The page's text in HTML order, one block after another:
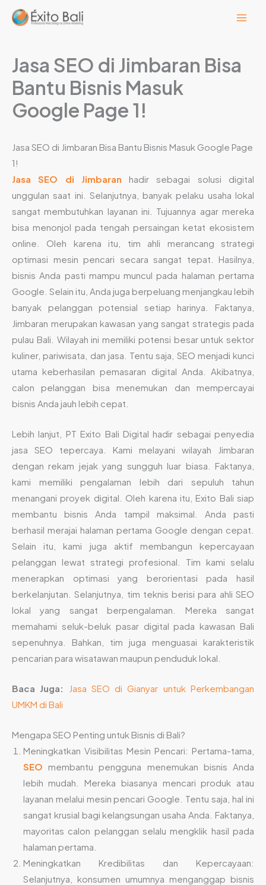
Lewati
Jasa SEO di Jimbaran Bisa
Bantu Bisnis Masuk
Google Page 1!
Jasa SEO di Jimbaran Bisa Bantu Bisnis Masuk Google Page
1!
Jasa SEO di Jimbaran hadir sebagai solusi digital
unggulan saat ini. Selanjutnya, banyak pelaku usaha lokal
sangat membutuhkan layanan ini. Tujuannya agar mereka
bisa menonjol pada tengah persaingan ketat ekosistem
online. Oleh karena itu, tim ahli merancang strategi
optimasi mesin pencari secara sangat tepat. Hasilnya,
bisnis Anda pasti mampu muncul pada halaman pertama
Google. Selain itu, Anda juga berpeluang menjangkau lebih
banyak pelanggan potensial setiap harinya. Faktanya,
Jimbaran merupakan kawasan yang sangat strategis pada
pulau Bali. Wilayah ini memiliki potensi besar untuk sektor
kuliner, pariwisata, dan jasa. Tentu saja, SEO menjadi kunci
utama keberhasilan pemasaran digital Anda. Akibatnya,
calon pelanggan bisa menemukan dan mempercayai
bisnis Anda jauh lebih cepat.
Lebih lanjut, PT Exito Bali Digital hadir sebagai penyedia
jasa SEO tepercaya. Kami melayani wilayah Jimbaran
dengan rekam jejak yang sungguh luar biasa. Faktanya,
kami memiliki pengalaman lebih dari sepuluh tahun
menangani proyek digital. Oleh karena itu, Exito Bali siap
membantu bisnis Anda tampil maksimal. Anda pasti
berhasil merajai halaman pertama Google dengan cepat.
Selain itu, kami juga aktif membangun kepercayaan
pelanggan lewat strategi profesional. Tim kami selalu
menerapkan optimasi yang berorientasi pada hasil
berkelanjutan. Selanjutnya, tim teknis berisi para ahli SEO
lokal yang sangat berpengalaman. Mereka sangat
memahami seluk-beluk pasar digital pada kawasan Bali
sepenuhnya. Bahkan, tim juga menguasai karakteristik
pencarian para wisatawan maupun penduduk lokal.
Baca Juga:
Jasa SEO di Gianyar untuk Perkembangan
UMKM di Bali
Mengapa SEO Penting untuk Bisnis di Bali?
Meningkatkan Visibilitas Mesin Pencari: Pertama-tama,
SEO membantu pengguna menemukan bisnis Anda
lebih mudah. Mereka biasanya mencari produk atau
layanan melalui mesin pencari Google. Tentu saja, hal ini
sangat krusial bagi kelangsungan usaha Anda. Faktanya,
mayoritas calon pelanggan selalu mengklik hasil pada
halaman pertama.
Meningkatkan Kredibilitas dan Kepercayaan:
Selanjutnya, konsumen umumnya menganggap bisnis